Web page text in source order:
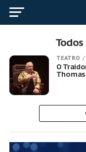
TEATRO
O
Thomas